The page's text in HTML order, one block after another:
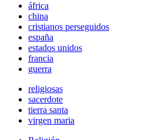
áfrica
china
cristianos perseguidos
españa
estados unidos
francia
guerra
religiosas
sacerdote
tierra santa
virgen maria